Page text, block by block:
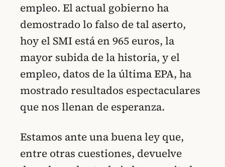
empleo. El actual gobierno ha
demostrado lo falso de tal aserto,
hoy el SMI está en 965 euros, la
mayor subida de la historia, y el
empleo, datos de la última EPA, ha
mostrado resultados espectaculares
que nos llenan de esperanza.
Estamos ante una buena ley que,
entre otras cuestiones, devuelve